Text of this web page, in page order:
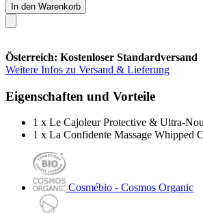
In den Warenkorb
Österreich: Kostenloser Standardversand
Weitere Infos zu Versand & Lieferung
Eigenschaften und Vorteile
1 x Le Cajoleur Protective & Ultra-
1 x La Confidente Massage Whipped
Cosmébio - Cosmos Organic